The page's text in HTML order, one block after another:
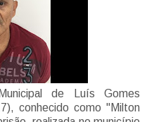
de Luís Gomes
conhecido como "Milton